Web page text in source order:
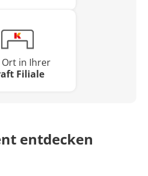
Ort in Ihrer
Filiale
entdecken